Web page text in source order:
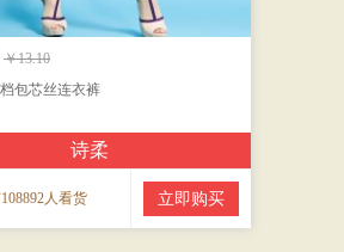
￥13.10
包芯丝连衣裤
诗柔
人看货 立即购买